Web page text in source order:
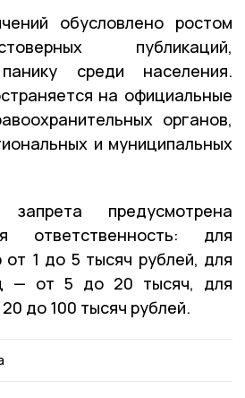
обусловлено ростом
публикаций,
среди населения.
на официальные
органов,
и муниципальных
предусмотрена
ответственность: для
1 до 5 тысяч рублей, для
— от 5 до 20 тысяч, для
до 100 тысяч рублей.